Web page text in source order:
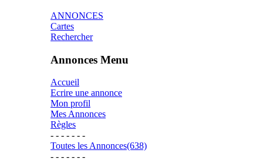
ANNONCES
Cartes
Rechercher
Annonces Menu
Accueil
Ecrire une annonce
Mon profil
Mes Annonces
Règles
- - - - - - -
Toutes les Annonces(638)
- - - - - - -